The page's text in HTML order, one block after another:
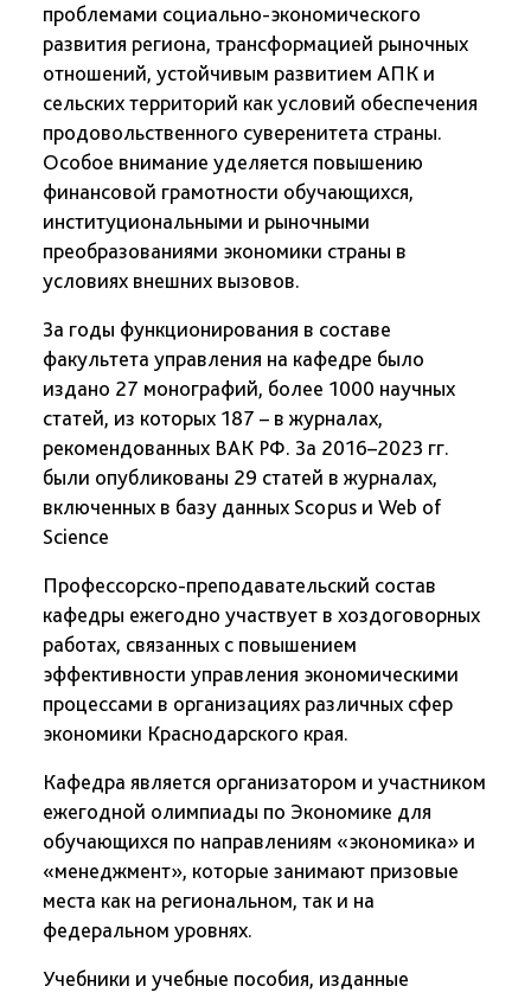
проблемами социально-экономического
развития региона, трансформацией рыночных
отношений, устойчивым развитием АПК и
сельских территорий как условий обеспечения
продовольственного суверенитета страны.
Особое внимание уделяется повышению
финансовой грамотности обучающихся,
институциональными и рыночными
преобразованиями экономики страны в
условиях внешних вызовов.
За годы функционирования в составе
факультета управления на кафедре было
издано 27 монографий, более 1000 научных
статей, из которых 187 – в журналах,
рекомендованных ВАК РФ. За 2016–2023 гг.
были опубликованы 29 статей в журналах,
включенных в базу данных Scopus и Web of
Science
Профессорско-преподавательский состав
кафедры ежегодно участвует в хоздоговорных
работах, связанных с повышением
эффективности управления экономическими
процессами в организациях различных сфер
экономики Краснодарского края.
Кафедра является организатором и участником
ежегодной олимпиады по Экономике для
обучающихся по направлениям «экономика» и
«менеджмент», которые занимают призовые
места как на региональном, так и на
федеральном уровнях.
Учебники и учебные пособия, изданные